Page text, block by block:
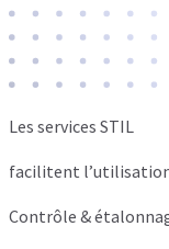
Les services STIL
facilitent
Contrôle &